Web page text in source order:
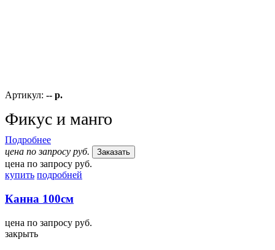
Артикул: -- р.
Фикус и манго
Подробнее
цена по запросу руб.
Заказать
цена по запросу руб.
купить подробней
Канна 100см
цена по запросу руб.
закрыть